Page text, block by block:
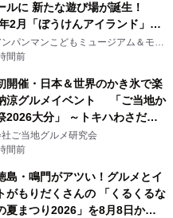
ルに 新たな遊び場が誕生！
2月「ぼうけんアイランド」が
ンパンマンこどもミュージアム＆モー
間前
開催・日本＆世界のかき氷で楽
涼グルメイベント 「ご当地か
2026大分」 ～トキハわさだタ
8月21日～31日まで11日間限定
ご当地グルメ研究会
間前
島・鳴門がアツい！グルメとイ
がもりだくさんの 「くるくるな
夏まつり2026」を8月8日から9